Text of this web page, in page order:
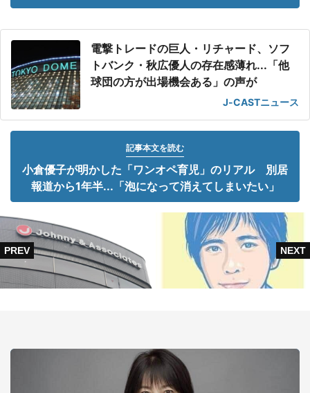
電撃トレードの巨人・リチャード、ソフ
トバンク・秋広優人の存在感薄れ...「他
球団の方が出場機会ある」の声が
J-CASTニュース
記事本文を読む
小倉優子が明かした「ワンオペ育児」のリアル 別居
報道から1年半...「泡になって消えてしまいたい」